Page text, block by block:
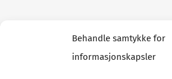
Behandle samtykke for
informasjonskapsler